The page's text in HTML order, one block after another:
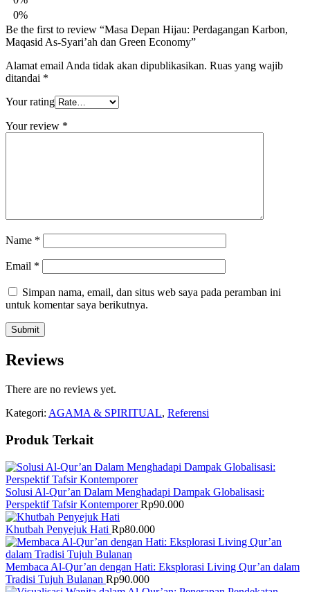
0%
Be the first to review “Masa Depan Hijau: Perdagangan Karbon,
Maqasid As-Syari’ah dan Green Economy”
Alamat email Anda tidak akan dipublikasikan. Ruas yang wajib
ditandai *
Your rating
Your review *
Name *
Email *
Simpan nama, email, dan situs web saya pada peramban ini
untuk komentar saya berikutnya.
Reviews
There are no reviews yet.
Kategori: AGAMA & SPIRITUAL, Referensi
Produk Terkait
Solusi Al-Qur’an Dalam Menghadapi Dampak Globalisasi:
Perspektif Tafsir KontemporerRp90.000
Khutbah Penyejuk Hati Rp80.000
Membaca Al-Qur’an dengan Hati: Eksplorasi Living Qur’an dalam
Tradisi Tujuh Bulanan Rp90.000